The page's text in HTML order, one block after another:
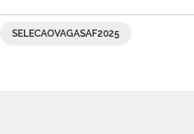
SELECAOVAGASAF2025